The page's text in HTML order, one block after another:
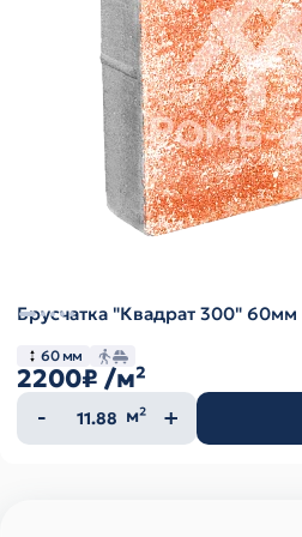
Брусчатка "Квадрат 300"
60 мм
2200₽ /м²
Количество
товара
м²